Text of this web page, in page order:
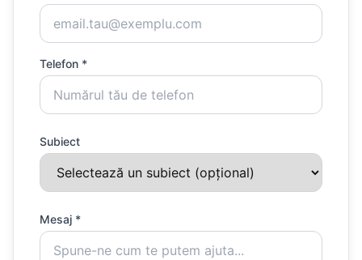
Telefon *
Subiect
Mesaj *